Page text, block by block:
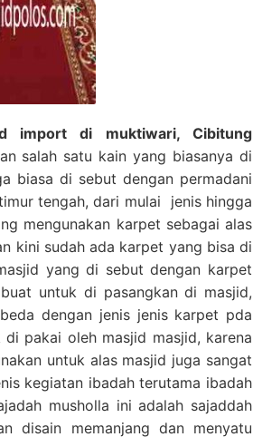
import di muktiwari, Cibitung
salah satu kain yang biasanya di
biasa di sebut dengan permadani
tengah, dari mulai jenis hingga
mengunakan karpet sebagai alas
kini sudah ada karpet yang bisa di
yang di sebut dengan karpet
untuk di pasangkan di masjid,
dengan jenis jenis karpet pda
pakai oleh masjid masjid, karena
untuk alas masjid juga sangat
kegiatan ibadah terutama ibadah
musholla ini adalah sajaddah
disain memanjang dan menyatu